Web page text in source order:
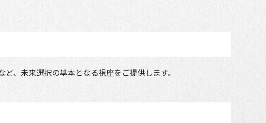
、未来選択の基本となる視座をご提供します。